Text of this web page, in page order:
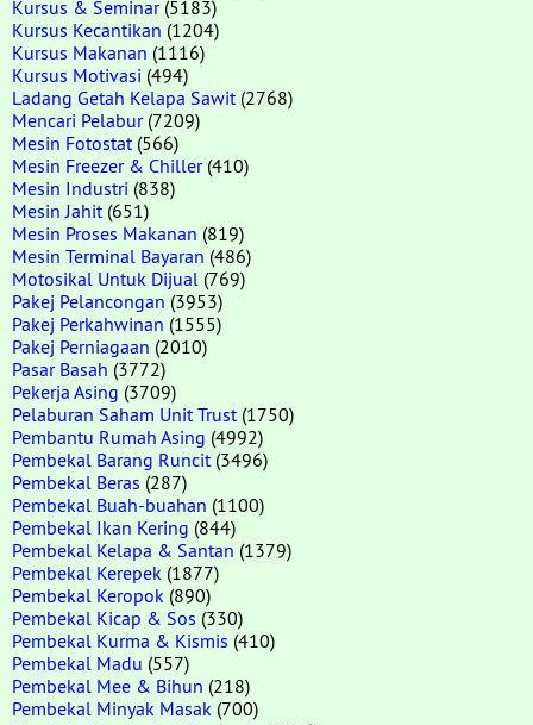
Kursus & Seminar(5183)
Kursus Kecantikan (1204)
Kursus Makanan (1116)
Kursus Motivasi (494)
Ladang Getah Kelapa Sawit (2768)
Mencari Pelabur(7209)
Mesin Fotostat (566)
Mesin Freezer & Chiller(410)
Mesin Industri (838)
Mesin Jahit (651)
Mesin Proses Makanan (819)
Mesin Terminal Bayaran (486)
Motosikal Untuk Dijual (769)
Pakej Pelancongan (3953)
Pakej Perkahwinan (1555)
Pakej Perniagaan (2010)
Pasar Basah (3772)
Pekerja Asing (3709)
Pelaburan Saham Unit Trust (1750)
Pembantu Rumah Asing (4992)
Pembekal Barang Runcit (3496)
Pembekal Beras (287)
Pembekal Buah-buahan (1100)
Pembekal Ikan Kering (844)
Pembekal Kelapa & Santan (1379)
Pembekal Kerepek (1877)
Pembekal Keropok (890)
Pembekal Kicap & Sos (330)
Pembekal Kurma & Kismis (410)
Pembekal Madu (557)
Pembekal Mee & Bihun (218)
Pembekal Minyak Masak (700)